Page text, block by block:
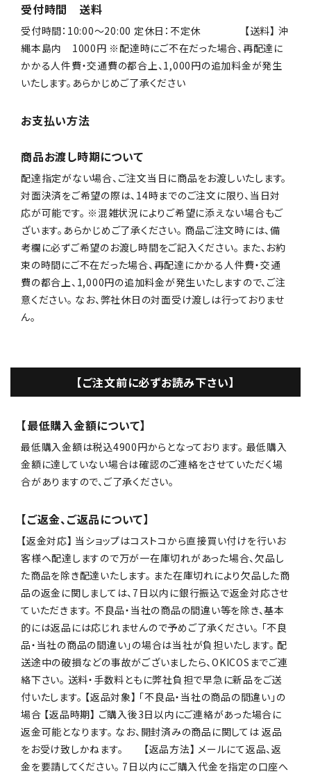
受付時間 送料
受付時間：10:00〜20:00 定休日：不定休 【送料】 沖
縄本島内 1000円 ※配達時にご不在だった場合、再配達に
かかる人件費・交通費の都合上、1,000円の追加料金が発生
いたします。あらかじめご了承ください
お支払い方法
商品お渡し時期について
配達指定がない場合、ご注文当日に商品をお渡しいたします。
対面決済をご希望の際は、14時までのご注文に限り、当日対
応が可能です。 ※混雑状況によりご希望に添えない場合もご
ざいます。あらかじめご了承ください。 商品ご注文時には、備
考欄に必ずご希望のお渡し時間をご記入ください。 また、お約
束の時間にご不在だった場合、再配達にかかる人件費・交通
費の都合上、1,000円の追加料金が発生いたしますので、ご注
意ください。 なお、弊社休日の対面受け渡しは行っておりませ
ん。
【ご注文前に必ずお読み下さい】
【最低購入金額について】
最低購入金額は税込4900円からとなっております。 最低購入
金額に達していない場合は確認のご連絡をさせていただく場
合がありますので、ご了承ください。
【ご返金、ご返品について】
【返金対応】 当ショップはコストコから直接買い付けを行いお
客様へ配達しますので万が一在庫切れがあった場合、欠品し
た商品を除き配達いたします。 また在庫切れにより欠品した商
品の返金に関しましては、7日以内に銀行振込で返金対応させ
ていただきます。 不良品・当社の商品の間違い等を除き、基本
的には返品には応じれませんので予めご了承ください。 「不良
品・当社の商品の間違い」の場合は当社が負担いたします。 配
送途中の破損などの事故がございましたら、OKICOSまでご連
絡下さい。 送料・手数料ともに弊社負担で早急に新品をご送
付いたします。 【返品対象】 「不良品・当社の商品の間違い」の
場合 【返品時期】 ご購入後3日以内にご連絡があった場合に
返金可能となります。 なお、開封済みの商品に関しては 返品
をお受け致しかねます。 【返品方法】 メールにて返品、返
金を要請してください。 7日以内にご購入代金を指定の口座へ